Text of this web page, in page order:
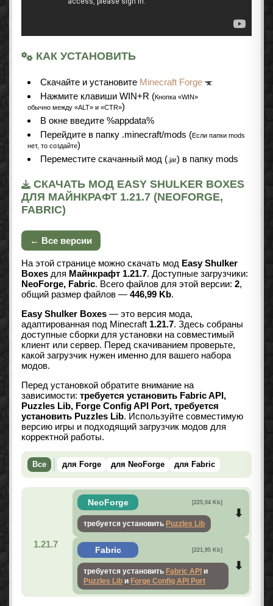
КАК УСТАНОВИТЬ
Cкачайте и установите Minecraft Forge
Нажмите клавиши WIN+R (Кнопка «WIN»
обычно между «ALT» и «CTR»)
В окне введите %appdata%
Перейдите в папку .minecraft/mods (Если папки mods
нет, то создайте)
Переместите скачанный мод ( .jar) в папку mods
СКАЧАТЬ МОД EASY SHULKER BOXES
ДЛЯ МАЙНКРАФТ 1.21.7 (NEOFORGE,
FABRIC)
← Все версии
На этой странице можно скачать мод Easy Shulker
Boxes для Майнкрафт 1.21.7. Доступные загрузчики:
NeoForge, Fabric. Всего файлов для этой версии: 2,
общий размер файлов — 446,99 Kb.
Easy Shulker Boxes — это версия мода,
адаптированная под Minecraft 1.21.7. Здесь собраны
доступные сборки для установки на совместимый
клиент или сервер. Перед скачиванием проверьте,
какой загрузчик нужен именно для вашего набора
модов.
Перед установкой обратите внимание на
зависимости: требуется установить Fabric API,
Puzzles Lib, Forge Config API Port, требуется
установить Puzzles Lib. Используйте совместимую
версию игры и подходящий загрузчик модов для
корректной работы.
Все для Forge для NeoForge для Fabric
1.21.7
NeoForge [225,04 Kb]
требуется установить Puzzles Lib
Fabric [221,95 Kb]
требуется установить Fabric API и
Puzzles Lib и Forge Config API Port